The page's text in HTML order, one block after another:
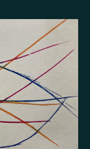
Viro